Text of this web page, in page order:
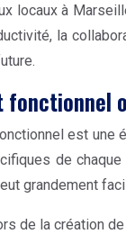
locaux à
la
fonctionnel
est
de chaque
grandement
de la création de